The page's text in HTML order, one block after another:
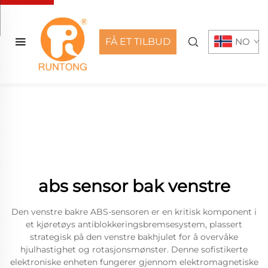
FÅ ET TILBUD NO
abs sensor bak venstre
Den venstre bakre ABS-sensoren er en kritisk komponent i
et kjøretøys antiblokkeringsbremsesystem, plassert
strategisk på den venstre bakhjulet for å overvåke
hjulhastighet og rotasjonsmønster. Denne sofistikerte
elektroniske enheten fungerer gjennom elektromagnetiske